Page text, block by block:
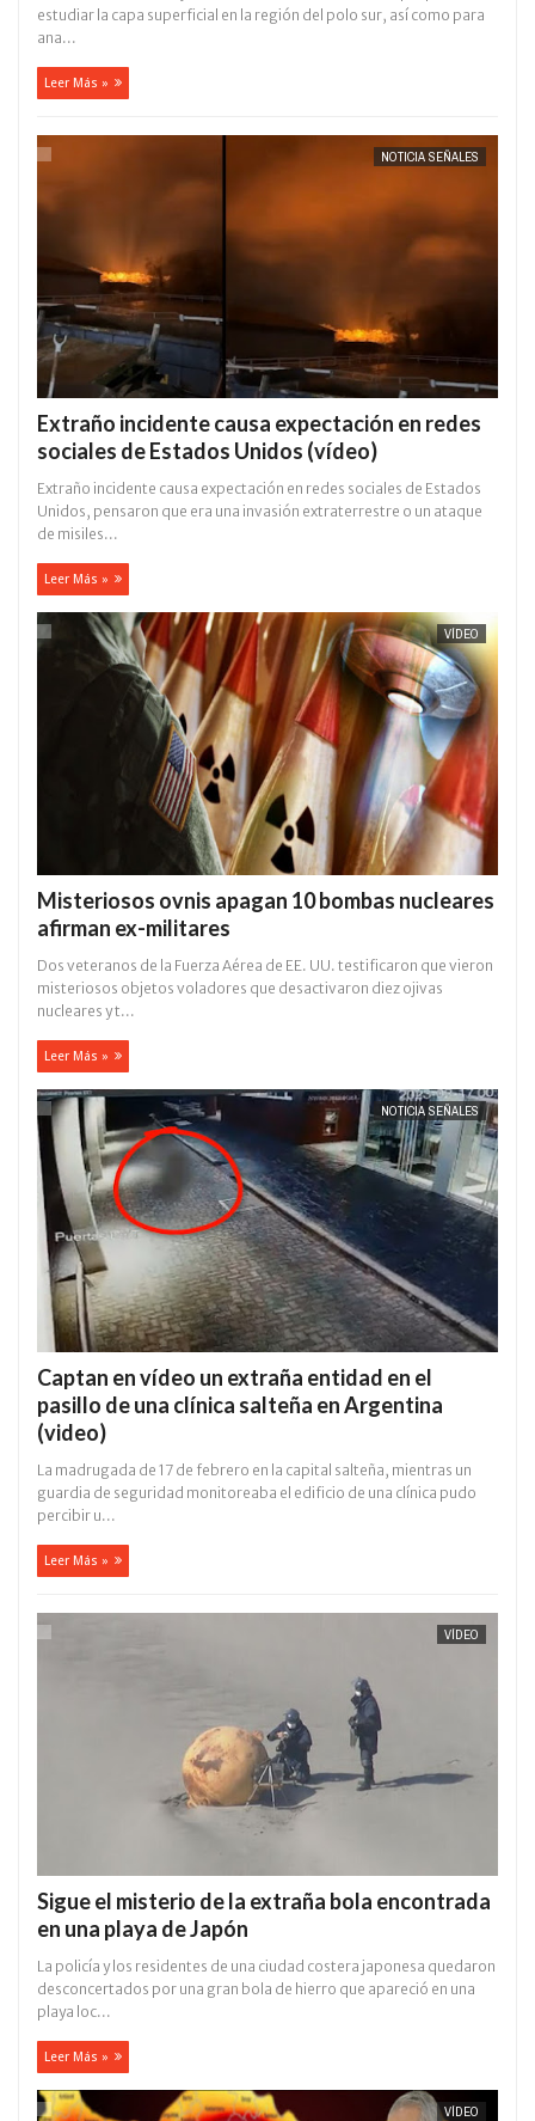
estudiar la capa superficial en la región del polo sur, así como para
ana...
Leer Más »
NOTICIA SEÑALES
Extraño incidente causa expectación en redes
sociales de Estados Unidos (vídeo)
Extraño incidente causa expectación en redes sociales de Estados
Unidos, pensaron que era una invasión extraterrestre o un ataque
de misiles...
Leer Más »
VÍDEO
Misteriosos ovnis apagan 10 bombas nucleares
afirman ex-militares
Dos veteranos de la Fuerza Aérea de EE. UU. testificaron que vieron
misteriosos objetos voladores que desactivaron diez ojivas
nucleares y t...
Leer Más »
NOTICIA SEÑALES
Captan en vídeo un extraña entidad en el
pasillo de una clínica salteña en Argentina
(video)
La madrugada de 17 de febrero en la capital salteña, mientras un
guardia de seguridad monitoreaba el edificio de una clínica pudo
percibir u...
Leer Más »
VÍDEO
Sigue el misterio de la extraña bola encontrada
en una playa de Japón
La policía y los residentes de una ciudad costera japonesa quedaron
desconcertados por una gran bola de hierro que apareció en una
playa loc...
Leer Más »
VÍDEO